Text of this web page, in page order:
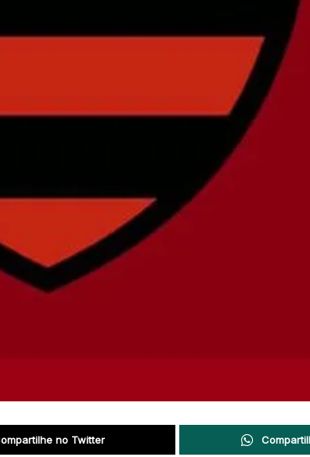
no Twitter